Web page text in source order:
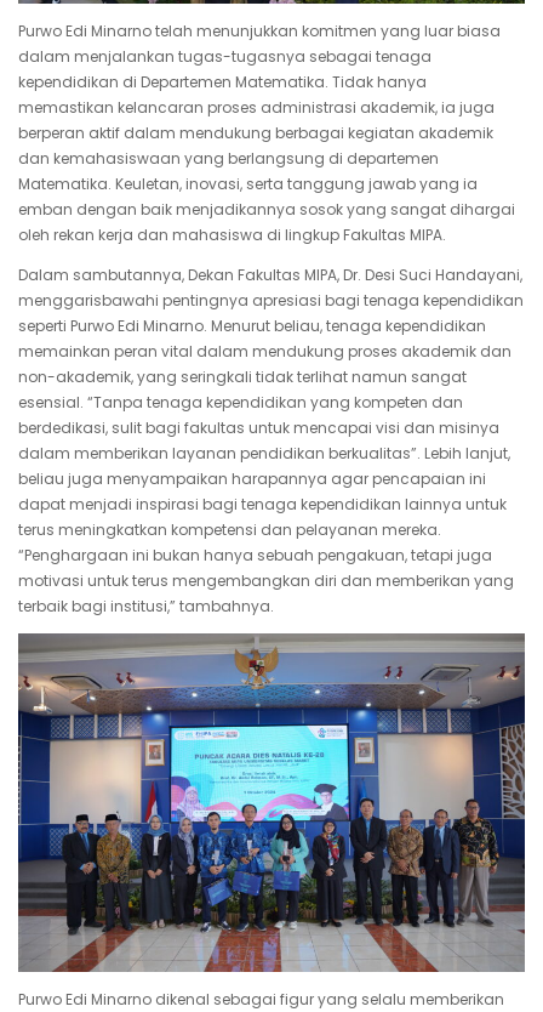
Purwo Edi Minarno telah menunjukkan komitmen yang luar biasa
dalam menjalankan tugas-tugasnya sebagai tenaga
kependidikan di Departemen Matematika. Tidak hanya
memastikan kelancaran proses administrasi akademik, ia juga
berperan aktif dalam mendukung berbagai kegiatan akademik
dan kemahasiswaan yang berlangsung di departemen
Matematika. Keuletan, inovasi, serta tanggung jawab yang ia
emban dengan baik menjadikannya sosok yang sangat dihargai
oleh rekan kerja dan mahasiswa di lingkup Fakultas MIPA.
Dalam sambutannya, Dekan Fakultas MIPA, Dr. Desi Suci Handayani,
menggarisbawahi pentingnya apresiasi bagi tenaga kependidikan
seperti Purwo Edi Minarno. Menurut beliau, tenaga kependidikan
memainkan peran vital dalam mendukung proses akademik dan
non-akademik, yang seringkali tidak terlihat namun sangat
esensial. “Tanpa tenaga kependidikan yang kompeten dan
berdedikasi, sulit bagi fakultas untuk mencapai visi dan misinya
dalam memberikan layanan pendidikan berkualitas”. Lebih lanjut,
beliau juga menyampaikan harapannya agar pencapaian ini
dapat menjadi inspirasi bagi tenaga kependidikan lainnya untuk
terus meningkatkan kompetensi dan pelayanan mereka.
“Penghargaan ini bukan hanya sebuah pengakuan, tetapi juga
motivasi untuk terus mengembangkan diri dan memberikan yang
terbaik bagi institusi,” tambahnya.
Purwo Edi Minarno dikenal sebagai figur yang selalu memberikan